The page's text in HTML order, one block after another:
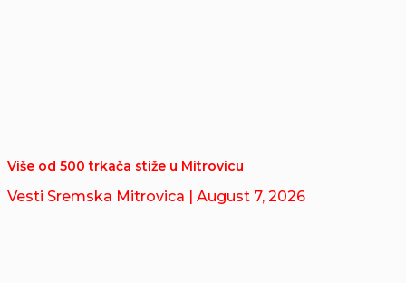
Više od 500 trkača stiže u Mitrovicu
Vesti Sremska Mitrovica | August 7, 2026